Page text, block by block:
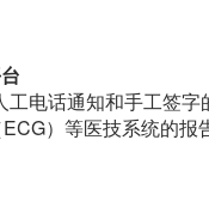
电话通知和手工签
ECG）等医技系统的